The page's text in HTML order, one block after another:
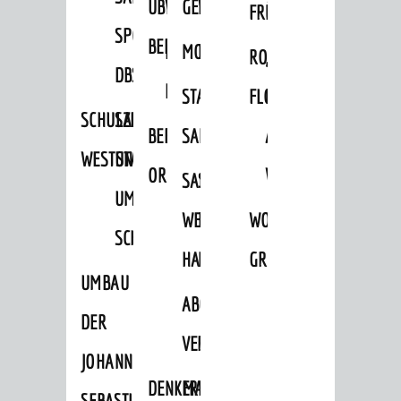
SPORTHALLE
DBS
SCHULZENTRUM
WESTSTADT
SANIERUNG-
UND
UMBAUMASSNAHME S
CHLOSS
UMBAU
DER
JOHANN-
ÜBER
BEBAUUNGSPLÄNE
VERFAHREN
BEBAUUNGSPLÄNE
KERNSTADT
BEBAUUNGSPLÄNE
ORTSTEILE
EINZELHANDELSKONZEPT
MOBILFUNKKONZEPT
LÄRMAKTIONSPLAN
STADTERNEUERUNG/-
SANIERUNG
SANIERUNG
WESTLICH
HAUPTBAHNHOF
SANIERUNGSGEBIET
HILDEBRANDSCHE
MÜHLE
ABGESCHLOSSENE
VERFAHREN
DENKMALSCHUTZ
ERHALTUNGSSATZUNGEN
FRÜHLING
HERBST
RODENSTEINER
FLOHMARKT
„WOINEM
LIVE“
AM
WINDECKPLATZ
WOCHENMARKT
GROOVE
Stadtarchiv
FREIZEIT
Veranstaltungskalender
Jährliche Veranstaltungen
Kultureinrichtungen
sehenswert
Ausflugsziele
Tourist Information
Sport
Vereine